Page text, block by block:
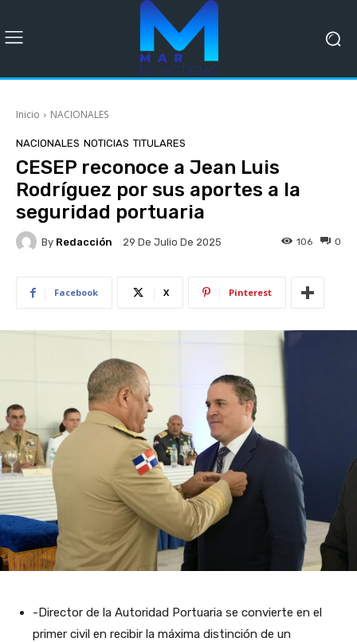
Inicio NACIONALES
NACIONALES NOTICIAS TITULARES
CESEP reconoce a Jean Luis
Rodríguez por sus aportes a la
seguridad portuaria
By Redacción 29 De Julio De 2025 0
106
Facebook X Pinterest
-Director de la Autoridad Portuaria se convierte en el
primer civil en recibir la máxima distinción de un